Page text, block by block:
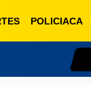
POLICIACA